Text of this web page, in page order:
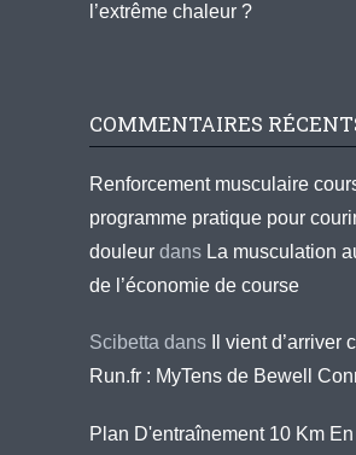
l’extrême chaleur ?
COMMENTAIRES
Renforcement musculaire
programme pratique pour
douleur dans La musculation
de l’économie de course
Scibetta dans
Il vient d’arriver
Run.fr : MyTens de Bewell
Plan D'entraînement 10 Km